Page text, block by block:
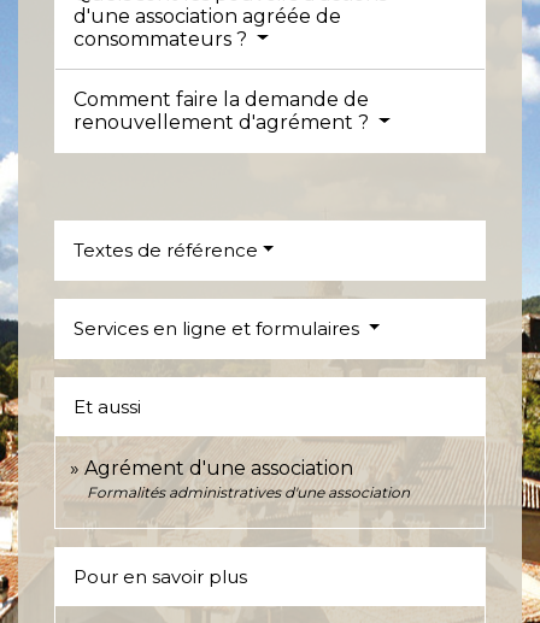
d'une association agréée de
consommateurs ?
Comment faire la demande de
renouvellement d'agrément ?
Textes de référence
Services en ligne et formulaires
Et aussi
Agrément d'une association
Formalités administratives d'une association
Pour en savoir plus